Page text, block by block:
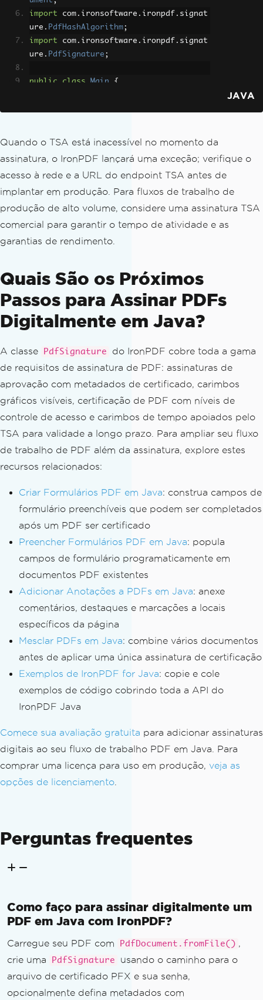
import com . ironsoftware . ironpdf . signat
ure . PdfHashAlgorithm;
import com . ironsoftware . ironpdf . signat
ure . PdfSignature ;
public class Main
{
// Load the PDF to sign with a
timestamp
PdfDocument
=
.
// Construct the PdfSignature
PdfSignature signature
dfSignature("certificate.pfx",
"passwo
rd123");
// Set signature metadata
inance Team");
        signature
.setSigningLocation
"Seattle, WA"
);
voice Authorization");
// Configure the timestamp: se
t the hash algorithm and TSA endpoint
        signature
. setTimestampUrl
"htt
// Apply the digital signatur
e; IronPDF will contact the TSA to obt
ain
        pdf
. signDigitalSignature( signa
ture);
// Save the timestamped, signe
        pdf
saveAs Path
"invoice-si
gned-timestamped.pdf"));
}
}
JAVA
Quando o TSA está inacessível no momento da
assinatura, o IronPDF lançará uma exceção; verifique o
acesso à rede e a URL do endpoint TSA antes de
implantar em produção. Para fluxos de trabalho de
produção de alto volume, considere uma assinatura TSA
comercial para garantir o tempo de atividade e as
garantias de rendimento.
Quais São os Próximos
Passos para Assinar PDFs
Digitalmente em Java?
A classe PdfSignature
do IronPDF cobre toda a gama
de requisitos de assinatura de PDF: assinaturas de
aprovação com metadados de certificado, carimbos
gráficos visíveis, certificação de PDF com níveis de
controle de acesso e carimbos de tempo apoiados pelo
TSA para validade a longo prazo. Para ampliar seu fluxo
de trabalho de PDF além da assinatura, explore estes
recursos relacionados:
Criar Formulários PDF em Java: construa campos de
formulário preenchíveis que podem ser completados
após um PDF ser certificado
Preencher Formulários PDF em Java: popula
campos de formulário programaticamente em
documentos PDF existentes
Adicionar Anotações a PDFs em Java: anexe
comentários, destaques e marcações a locais
específicos da página
Mesclar PDFs em Java: combine vários documentos
antes de aplicar uma única assinatura de certificação
Exemplos de IronPDF for Java: copie e cole
exemplos de código cobrindo toda a API do
IronPDF Java
Comece sua avaliação gratuita para adicionar assinaturas
digitais ao seu fluxo de trabalho PDF em Java. Para
comprar uma licença para uso em produção, veja as
opções de licenciamento
Perguntas frequentes
Como faço para assinar digitalmente um
PDF em Java com IronPDF?
Carregue seu PDF com PdfDocument.fromFile() ,
crie uma
PdfSignature
usando o caminho para o
arquivo de certificado PFX e sua senha,
opcionalmente defina metadados com